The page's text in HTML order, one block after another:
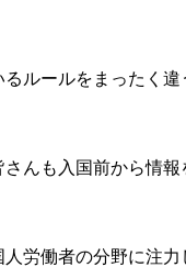
ルールをまったく
んも入国前から情
労働者の分野に注力